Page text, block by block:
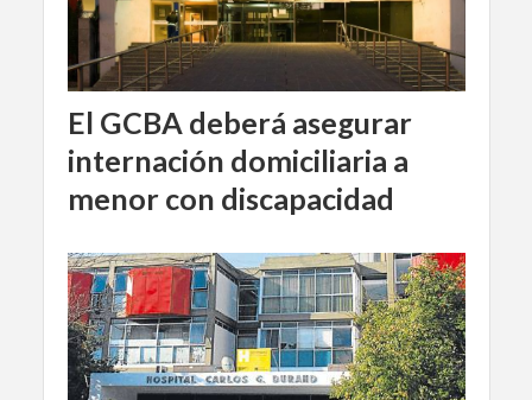
El GCBA deberá asegurar
internación domiciliaria a
menor con discapacidad